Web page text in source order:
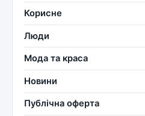
Корисне
Люди
Мода та краса
Новини
Публічна оферта